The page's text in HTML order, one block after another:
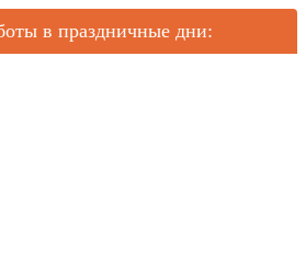
в праздничные дни: